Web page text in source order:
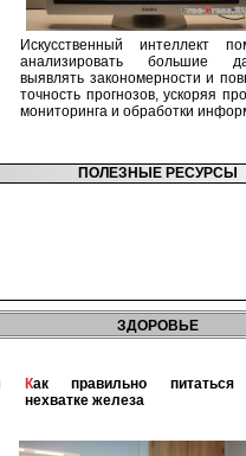
Искусственный интеллект
анализировать большие
выявлять закономерности и
точность прогнозов, ускоряя
мониторинга и обработки
ПОЛЕЗНЫЕ РЕСУРСЫ
ЗДОРОВЬЕ
Как правильно питаться при
нехватке железа